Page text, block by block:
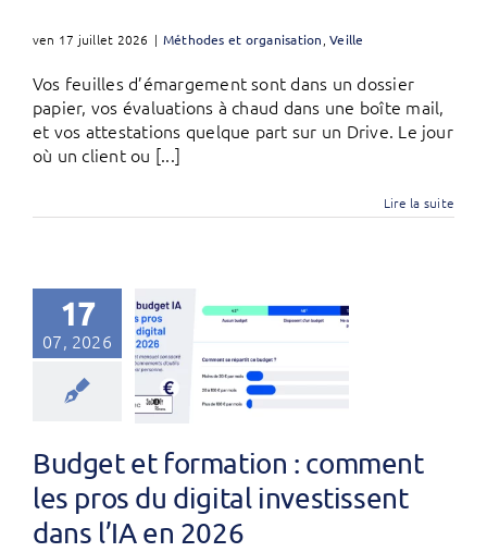
ven 17 juillet 2026 | Méthodes et organisation ,Veille
Vos feuilles d’émargement sont dans un dossier
papier, vos évaluations à chaud dans une boîte mail,
et vos attestations quelque part sur un Drive. Le jour
où un client ou [...]
Lire la suite
17
07, 2026
Budget et formation : comment
les pros du digital investissent
dans l’IA en 2026